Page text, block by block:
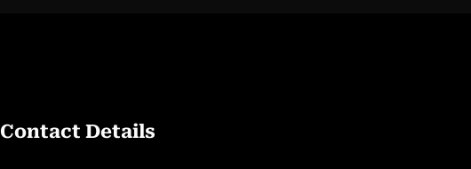
Contact Details